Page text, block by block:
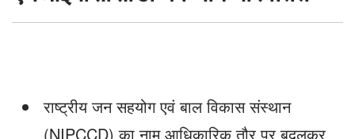
राष्ट्रीय जन सहयोग एवं बाल विकास संस्थान
(NIPCCD) का नाम आधिकारिक तौर पर बदलकर